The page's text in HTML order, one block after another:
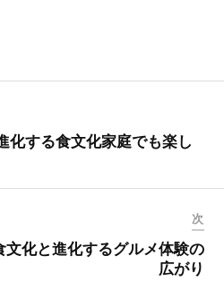
化する食文化家庭でも楽し
次
化と進化するグルメ体験の
広がり